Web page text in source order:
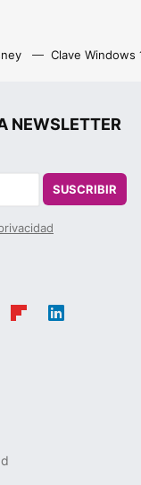
Clave Windows
NEWSLETTER
SUSCRIBIR